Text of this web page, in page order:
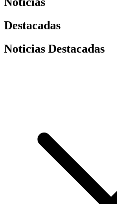
Destacadas
Noticias Destacadas